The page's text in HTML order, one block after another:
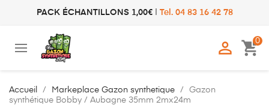
PACK ÉCHANTILLONS 1,00€| Tel. 04 83 16 42 78
 shopping_cart
0
Accueil Markeplace Gazon synthetique
Gazon
synthétique Bobby / Aubagne 35mm 2mx24m